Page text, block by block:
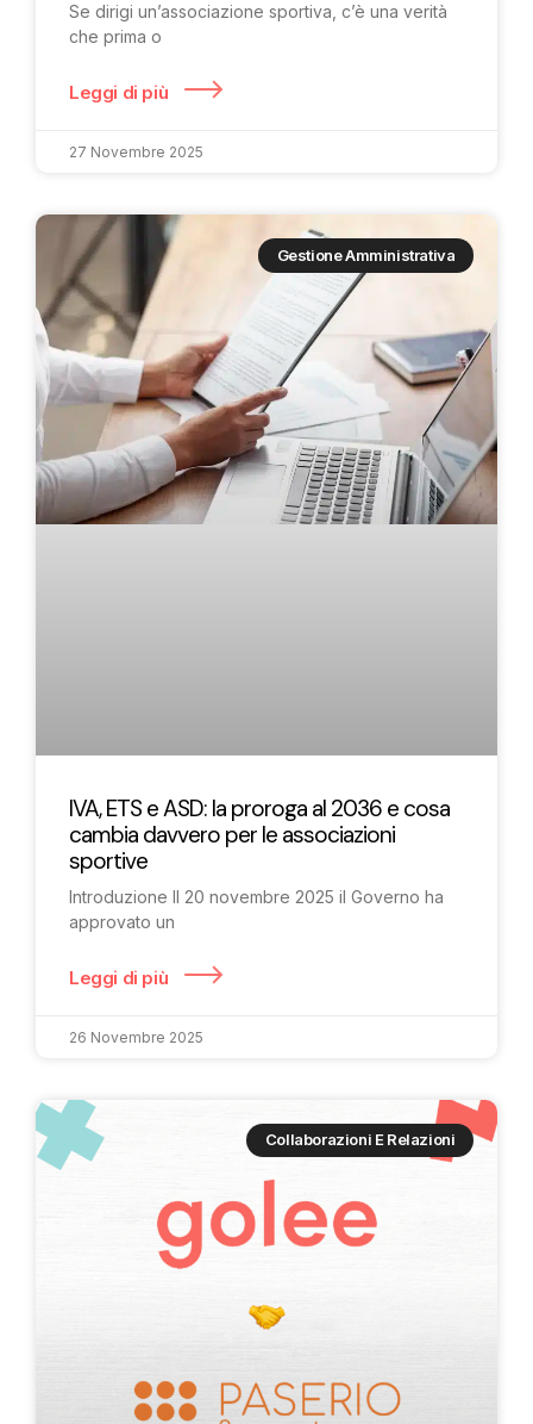
Se dirigi un’associazione sportiva, c’è una verità
che prima o
Leggi di più
27 Novembre 2025
Gestione Amministrativa
IVA, ETS e ASD: la proroga al 2036 e cosa
cambia davvero per le associazioni
sportive
Introduzione Il 20 novembre 2025 il Governo ha
approvato un
Leggi di più
26 Novembre 2025
Collaborazioni E Relazioni